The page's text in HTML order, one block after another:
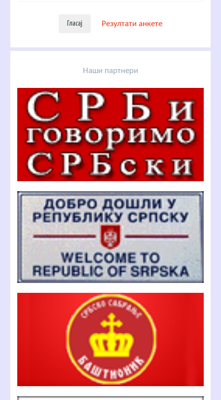
Резултати анкете
Наши партнери